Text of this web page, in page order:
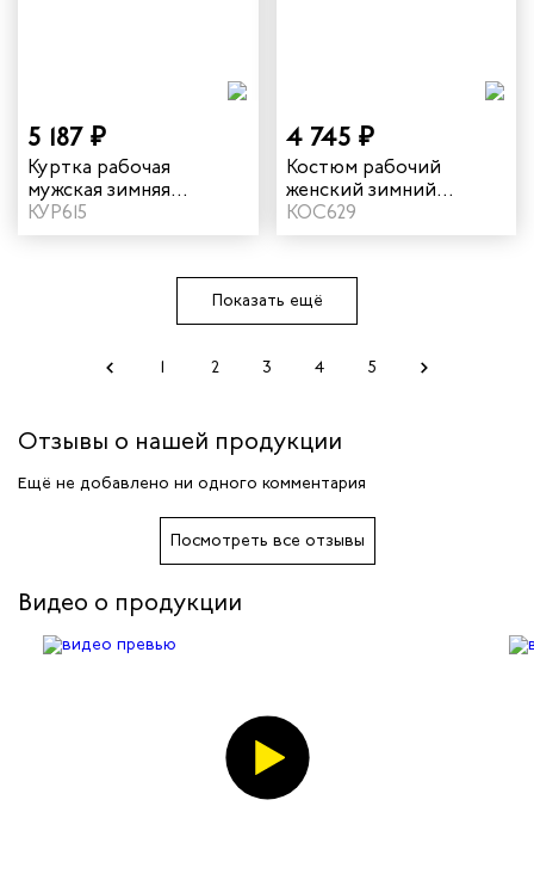
5 187 ₽
Куртка рабочая
мужская зимняя
"Страйк" цвет
василек/темно-синий
КУР615
4 745 ₽
Костюм рабочий
женский зимний
"Страйк" цвет серый/
красный
КОС629
Показать ещё
1 2 3 4 5
Отзывы о нашей продукции
Ещё не добавлено ни одного комментария
Посмотреть все отзывы
Видео о продукции